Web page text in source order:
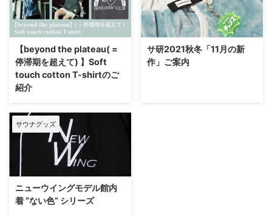
【beyond the plateau( =
停滞期を超えて) 】Soft
touch cotton T-shirtのご
紹介
サ研2021秋冬「11月の新
作」ご案内
サウナグッズ
ニューウイングモデル館内
着 “ない色” シリーズ